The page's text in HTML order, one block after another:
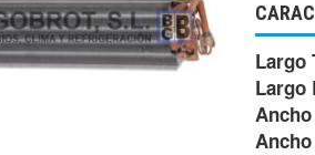
Largo
Largo